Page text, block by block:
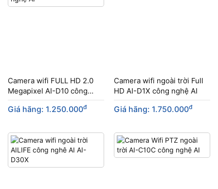
Camera wifi FULL HD 2.0
Megapixel AI-D10 công
nghệ AI
Giá hãng: 1.250.000đ
Camera wifi ngoài trời Full
HD AI-D1X công nghệ AI
Giá hãng: 1.750.000đ